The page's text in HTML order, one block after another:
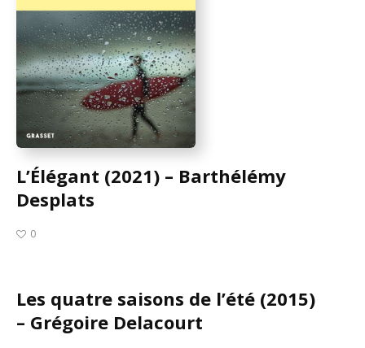
L’Élégant (2021) – Barthélémy
Desplats
0
Les quatre saisons de l’été (2015)
– Grégoire Delacourt